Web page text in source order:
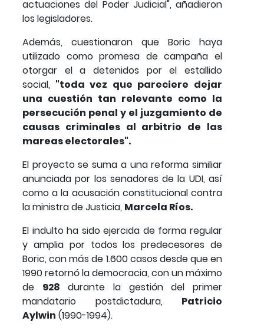
actuaciones del Poder Judicial", añadieron
los legisladores.
Además, cuestionaron que Boric haya
utilizado como promesa de campaña el
otorgar el a detenidos por el estallido
social, "toda vez que pareciere dejar
una cuestión tan relevante como la
persecución penal y el juzgamiento de
causas criminales al arbitrio de las
mareas electorales".
El proyecto se suma a una reforma similiar
anunciada por los senadores de la UDI, así
como a la acusación constitucional contra
la ministra de Justicia, Marcela Ríos.
El indulto ha sido ejercida de forma regular
y amplia por todos los predecesores de
Boric, con más de 1.600 casos desde que en
1990 retornó la democracia, con un máximo
de 928 durante la gestión del primer
mandatario postdictadura, Patricio
Aylwin (1990-1994).